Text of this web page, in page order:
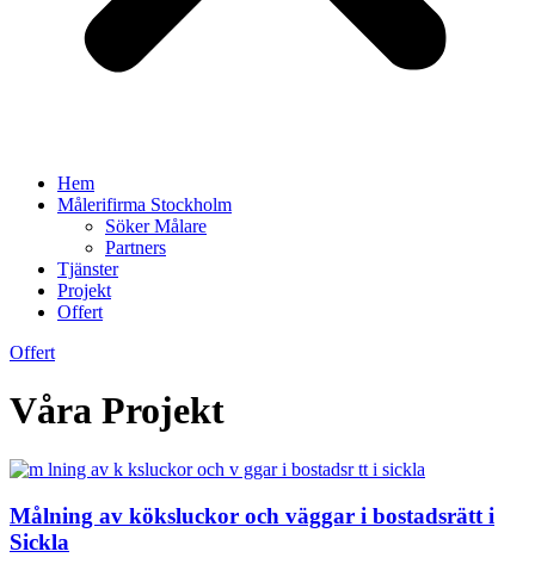
Hem
Målerifirma Stockholm
Söker Målare
Partners
Tjänster
Projekt
Offert
Offert
Våra Projekt
Målning av köksluckor och väggar i bostadsrätt i
Sickla